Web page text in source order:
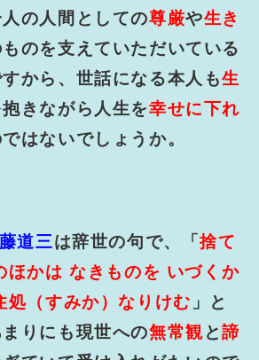
の人間としての尊厳や生き
のを支えていただいている
から、世話になる本人も生
抱きながら人生を幸せに下れ
はないでしょうか。
道三は辞世の句で、「捨て
ほかは なきものを いづくか
処（すみか）なりけむ 」と
りにも現世への無常観と諦